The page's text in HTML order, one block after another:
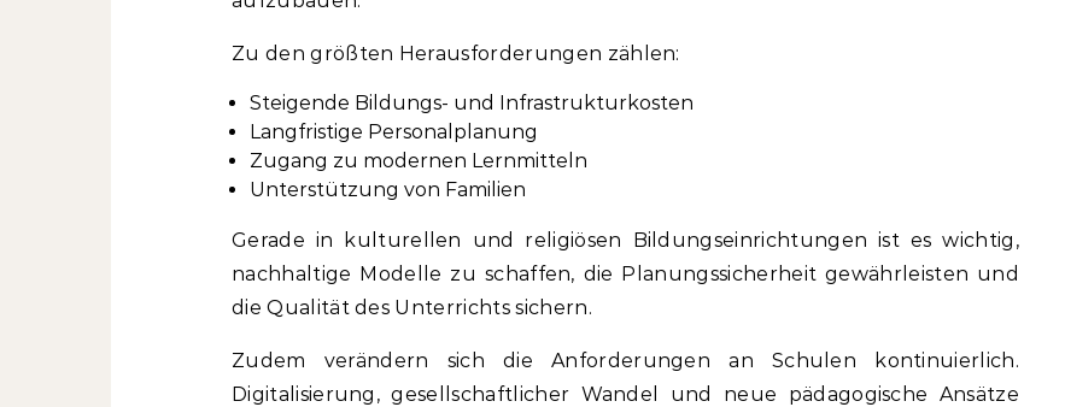
Zu den größten Herausforderungen zählen:
Steigende Bildungs- und Infrastrukturkosten
Langfristige Personalplanung
Zugang zu modernen Lernmitteln
Unterstützung von Familien
Gerade in kulturellen und religiösen Bildungseinrichtungen ist es wichtig,
nachhaltige Modelle zu schaffen, die Planungssicherheit gewährleisten und
die Qualität des Unterrichts sichern.
Zudem verändern sich die Anforderungen an Schulen kontinuierlich.
Digitalisierung, gesellschaftlicher Wandel und neue pädagogische Ansätze